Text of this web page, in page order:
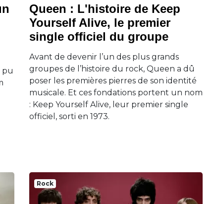
pu
Queen : L'histoire de Keep
Yourself Alive, le premier
single officiel du groupe
Avant de devenir l’un des plus grands
groupes de l’histoire du rock, Queen a dû
poser les premières pierres de son identité
musicale. Et ces fondations portent un nom
: Keep Yourself Alive, leur premier single
officiel, sorti en 1973.
Rock